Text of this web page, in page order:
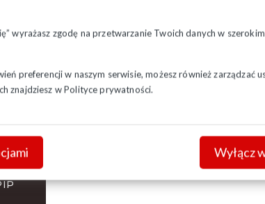
wyrażasz zgodę na przetwarzanie Twoich danych w
preferencji w naszym serwisie, możesz również
znajdziesz wPolityce prywatności.
Wyłącz